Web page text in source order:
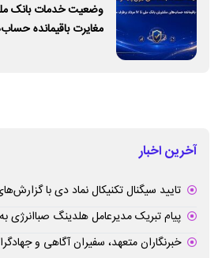
وضعیت خدمات بانک
آخرین اخبار
تایید سیگنال تکنیکال نماد دی با
پیام تبریک مدیرعامل هلدینگ صباانرژی
خبرنگاران متعهد، سفیران آگاهی و